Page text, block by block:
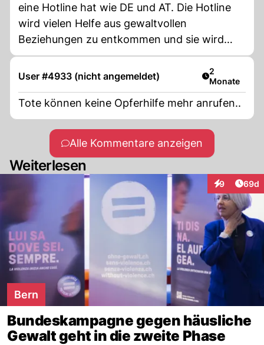
eine Hotline hat wie DE und AT. Die Hotline
wird vielen Helfe aus gewaltvollen
Beziehungen zu entkommen und sie wird
Leben retten
User #4933 (nicht angemeldet) Artikel
2
Monate
Tote können keine Opferhilfe mehr anrufen..
Alle Kommentare anzeigen
Weiterlesen
9
Interaktionen
69d
Bern
Bundeskampagne gegen häusliche
Gewalt geht in die zweite Phase